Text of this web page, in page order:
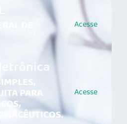
DE Acesse
PARA Acesse